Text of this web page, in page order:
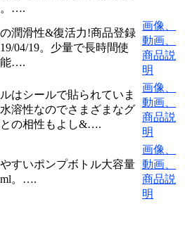
。….
潤滑性&復活力!商品登録
04/19。少量で長時間使
能….
画像、
動画、
商品説
明
はシールで貼られていま
溶性なのでさまざまなグ
の相性もよし&….
画像、
動画、
商品説
明
すいポンプボトル大容量
。….
画像、
動画、
商品説
明